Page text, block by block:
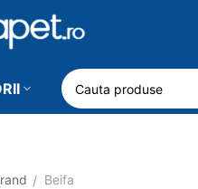
/ Beifa